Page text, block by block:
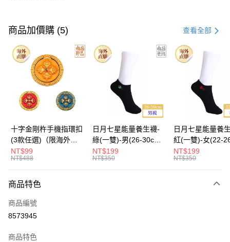
信用卡一次付款
Apple Pay
Google Pay
運送方式
海外國際空運 查看運費
商品加價購 (5) 查看全部
十字金剛杵手機指環扣
(3款任選)（限海外直
購）Ring Holder
NT$99
NT$488
日月七星能量養生襪-
綠(一雙)-男(26-30cm)-
船型（限海外直購）
Socks
NT$199
NT$350
日月七星能量養
紅(一雙)-女(22-
-船型 （限海外
Socks
NT$199
NT$350
商品特色
商品編號
8573945
商品特色